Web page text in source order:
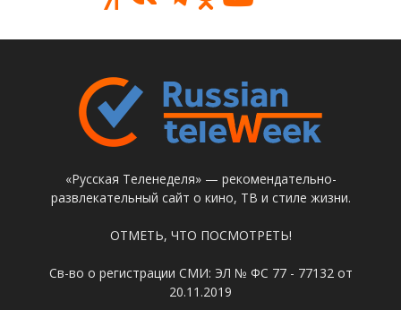
«Русская Теленеделя» — рекомендательно-
развлекательный сайт о кино, ТВ и стиле жизни.
ОТМЕТЬ, ЧТО ПОСМОТРЕТЬ!
Св-во о регистрации СМИ: ЭЛ № ФС 77 - 77132 от
20.11.2019